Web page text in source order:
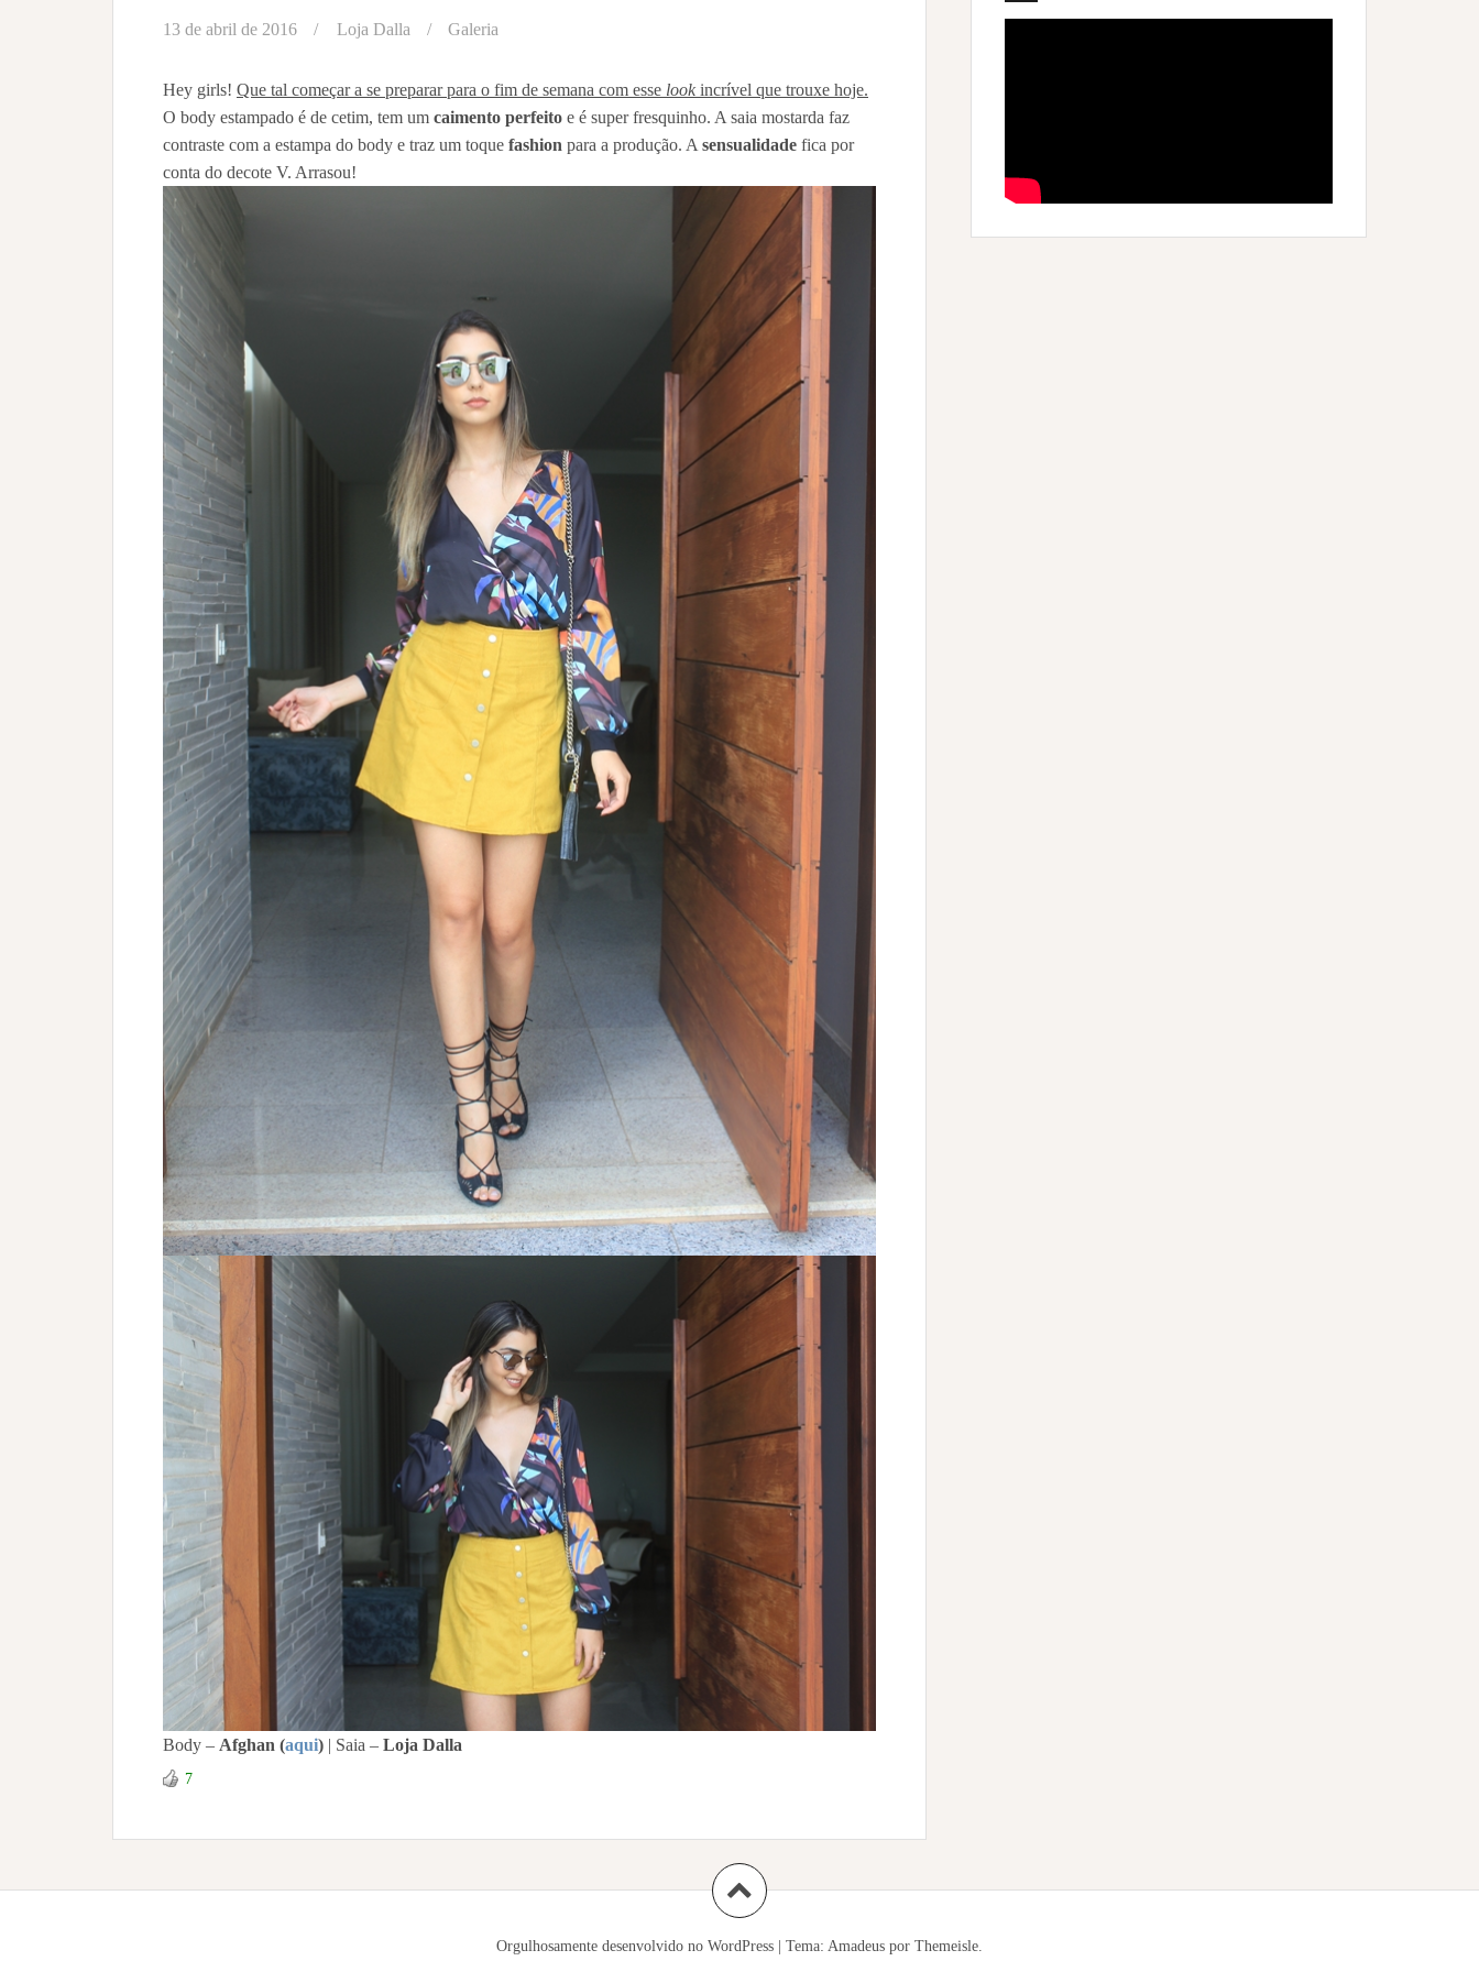
13 de abril de 2016 Loja Dalla Galeria
Hey girls! Que tal começar a se preparar para o fim de semana com esse look incrível que trouxe hoje.
O body estampado é de cetim, tem um caimento perfeito e é super fresquinho. A saia mostarda faz
contraste com a estampa do body e traz um toque fashion para a produção. A sensualidade fica por
conta do decote V. Arrasou!
Body – Afghan (aqui) | Saia – Loja Dalla
7
Orgulhosamente desenvolvido no WordPress | Tema: Amadeus por Themeisle.